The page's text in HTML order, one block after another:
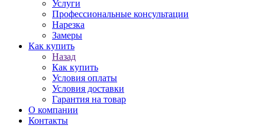
Услуги
Профессиональные консультации
Нарезка
Замеры
Как купить
Назад
Как купить
Условия оплаты
Условия доставки
Гарантия на товар
О компании
Контакты